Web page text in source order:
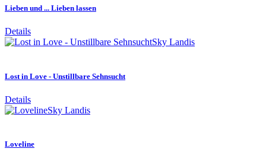
Lieben und ... Lieben lassen
Details
Sky Landis
Lost in Love - Unstillbare Sehnsucht
Details
Sky Landis
Loveline